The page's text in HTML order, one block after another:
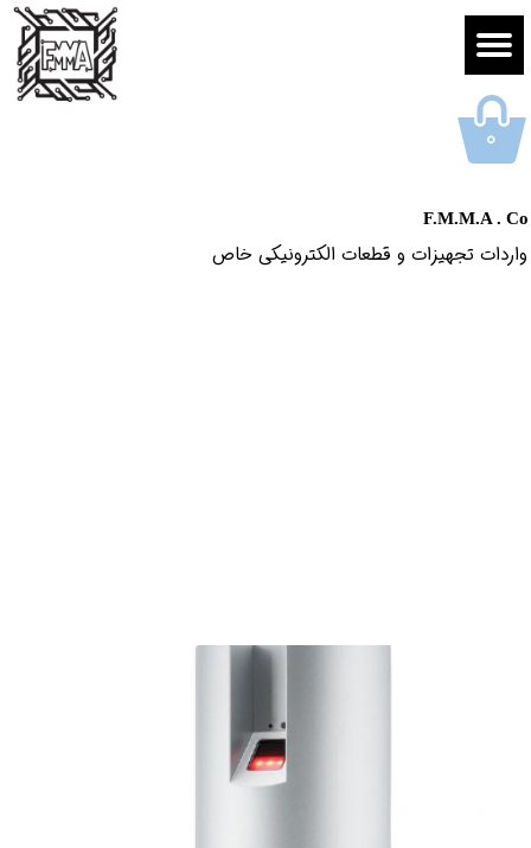
F.M.M.A . Co
واردات تجهیزات و قطعات الکترونیکى خاص​​​​​​​
۰